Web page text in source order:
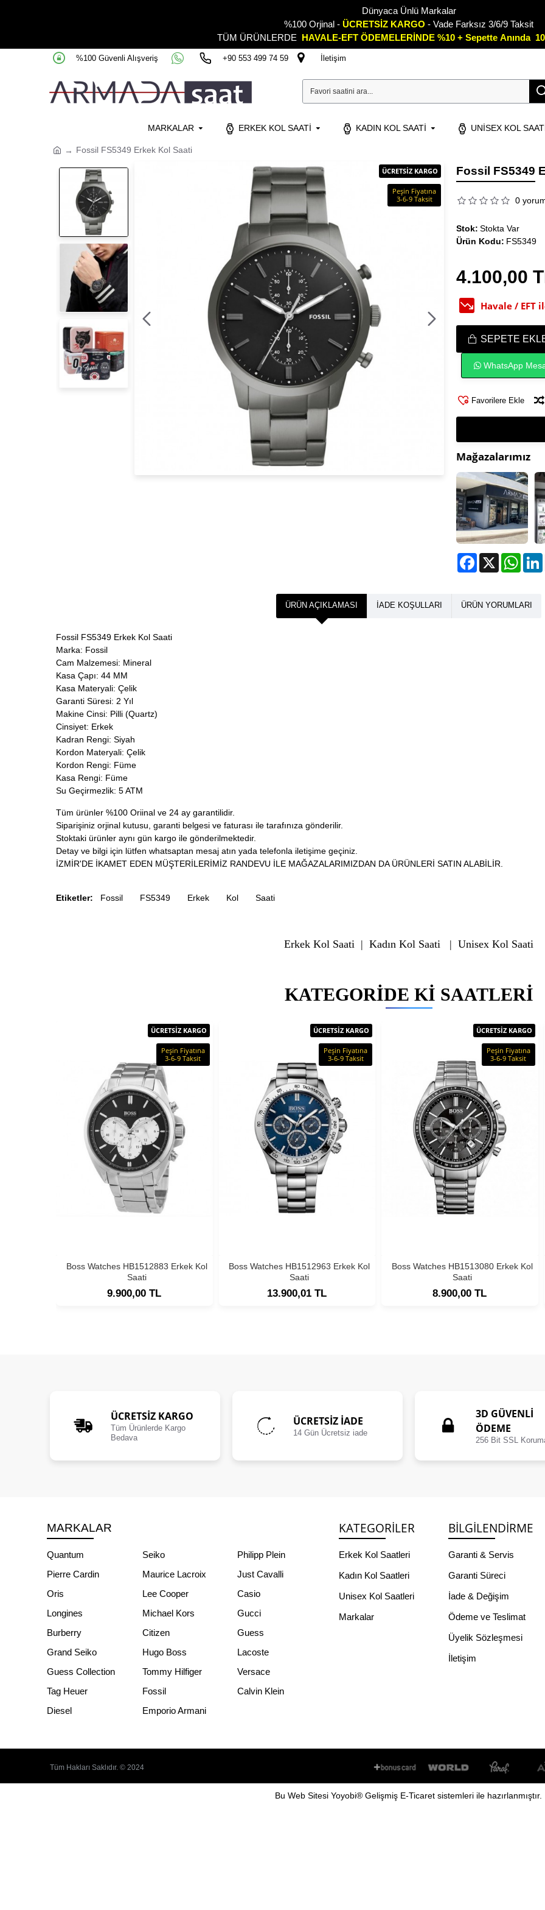
Dünyaca Ünlü Markalar
%100 Orjinal - ÜCRETSİZ KARGO - Vade Farksız 3/6/9 Taksit
TÜM ÜRÜNLERDE HAVALE-EFT ÖDEMELERİNDE %10 + Sepette Anında
%100 Güvenli Alışveriş +90 553 499 74 59 İletişim
MARKALAR ERKEK KOL SAATI KADIN KOL SAATI UNISEX KOL
Fossil FS5349 Erkek Kol Saati
ÜCRETSİZ KARGO
Peşin Fiyatına
3-6-9 Taksit
Fossil FS5349
0
4.100,00
Havale / EFT
Stok: Stokta Var
Ürün Kodu: FS5349
SEPETE
WhatsApp
Favorilere Ekle
Mağazalarımız
Facebook
X
ÜRÜN AÇIKLAMASI İADE KOŞULLARI ÜRÜN YORUMLARI
Fossil FS5349 Erkek Kol Saati
Marka: Fossil
Cam Malzemesi: Mineral
Kasa Çapı: 44 MM
Kasa Materyali: Çelik
Garanti Süresi: 2 Yıl
Makine Cinsi: Pilli (Quartz)
Cinsiyet: Erkek
Kadran Rengi: Siyah
Kordon Materyali: Çelik
Kordon Rengi: Füme
Kasa Rengi: Füme
Su Geçirmezlik: 5 ATM
Tüm ürünler %100 Oriinal ve 24 ay garantilidir.
Siparişiniz orjinal kutusu, garanti belgesi ve faturası ile tarafınıza gönderilir.
Stoktaki ürünler aynı gün kargo ile gönderilmektedir.
Detay ve bilgi için lütfen whatsaptan mesaj atın yada telefonla iletişime geçiniz.
İZMİR'DE İKAMET EDEN MÜŞTERİLERİMİZ RANDEVU İLE MAĞAZALARIMIZDAN DA ÜRÜNLERİ SATIN ALABİLİR.
Etiketler: Fossil FS5349 Erkek Kol Saati
Erkek Kol Saati | Kadın Kol Saati | Unisex Kol Saati
KATEGORIDE KI SAATLERI
ÜCRETSİZ KARGO
Peşin Fiyatına
3-6-9 Taksit
Boss Watches HB1512883 Erkek Kol
Saati
9.900,00 TL
ÜCRETSİZ KARGO
Peşin Fiyatına
3-6-9 Taksit
Boss Watches HB1512963 Erkek Kol
Saati
13.900,01 TL
ÜCRETSİZ KARGO
Peşin Fiyatına
3-6-9 Taksit
Boss Watches HB1513080 Erkek Kol
Saati
8.900,00 TL
ÜCRETSIZ KARGO
Tüm Ürünlerde Kargo
Bedava
ÜCRETSIZ İADE
14 Gün Ücretsiz iade
3D GÜVENLİ
ÖDEME
256 Bit SSL
MARKALAR
Quantum Seiko
Philipp Plein
Pierre Cardin
Maurice Lacroix
Just Cavalli
Oris
Lee Cooper
Casio
Longines
Michael Kors
Gucci
Burberry
Citizen
Guess
Grand Seiko
Hugo Boss
Lacoste
Guess Collection
Tommy Hilfiger
Versace
Tag Heuer
Fossil
Calvin Klein
Diesel
Emporio Armani
KATEGORILER
Erkek Kol Saatleri
Kadın Kol Saatleri
Unisex Kol Saatleri
Markalar
BILGILENDIRME
Garanti & Servis
Garanti Süreci
İade & Değişim
Ödeme ve Teslimat
Üyelik Sözleşmesi
İletişim
Tüm Hakları Saklıdır. © 2024
BuWeb Sitesi Yoyobi® Gelişmiş E-Ticaret sistemleri ile hazırlanmıştır.